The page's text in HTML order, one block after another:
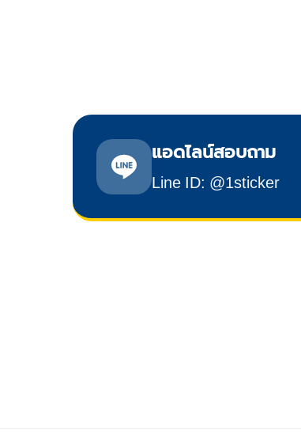
แอดไลน์สอบถาม
Line ID: @1sticker